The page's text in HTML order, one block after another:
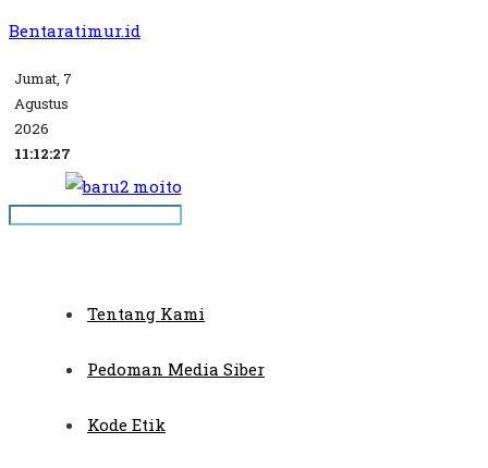
Bentaratimur.id
Jumat, 7
Agustus
2026
11:12:27
Tentang Kami
Pedoman Media Siber
Kode Etik